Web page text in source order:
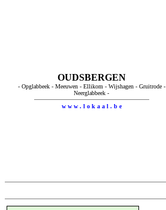
OUDSBERGEN
- Opglabbeek - Meeuwen - Ellikom - Wijshagen - Gruitrode -
Neerglabbeek -
w w w . l o k a a l . b e